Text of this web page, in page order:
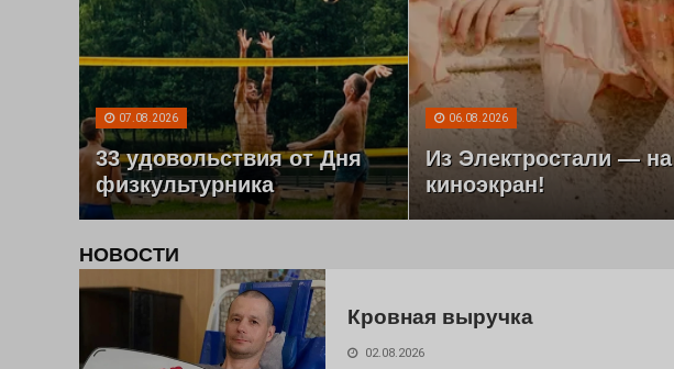
07.08.2026
33 удовольствия от Дня
физкультурника
06.08.2026
Из Электростали — на
киноэкран!
НОВОСТИ
Кровная выручка
02.08.2026